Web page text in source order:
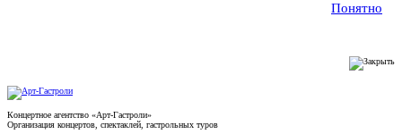
Понятно
Концертное агентство «Арт-Гастроли»
Организация концертов, спектаклей, гастрольных туров